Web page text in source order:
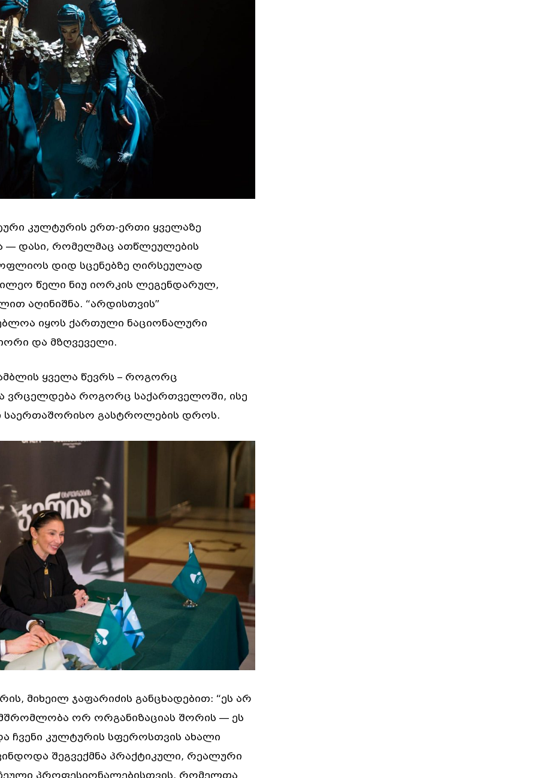
კულტურის ერთ-ერთი ყველაზე
— დასი, რომელმაც ათწლეულების
დიდ სცენებზე ღირსეულად
წელი ნიუ იორკის ლეგენდარულ,
აღინიშნა. “არდისთვის”
იყოს ქართული ნაციონალური
და მზღვეველი.
ყველა წევრს – როგორც
და ვრცელდება როგორც საქართველოში, ისე
საერთაშორისო გასტროლების დროს.
მიხეილ ჯაფარიძის განცხადებით: “ეს არ
ორ ორგანიზაციას შორის — ეს
ჩვენი კულტურის სფეროსთვის ახალი
შეგვექმნა პრაქტიკული, რეალური
პროფესიონალებისთვის, რომელთა